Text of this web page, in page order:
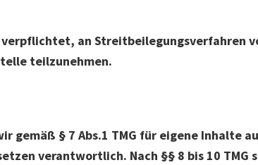
an Streitbeilegungsverfahren
teilzunehmen.
gemäß § 7 Abs.1 TMG für eigene Inhalte
verantwortlich. Nach §§ 8 bis 10 TMG